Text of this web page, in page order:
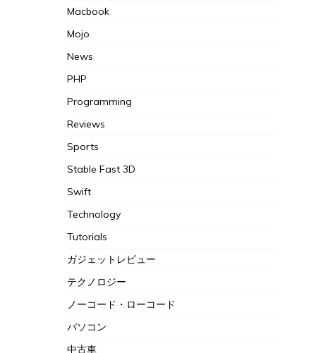
Macbook
Mojo
News
PHP
Programming
Reviews
Sports
Stable Fast 3D
Swift
Technology
Tutorials
ガジェットレビュー
テクノロジー
ノーコード・ローコード
パソコン
中古車